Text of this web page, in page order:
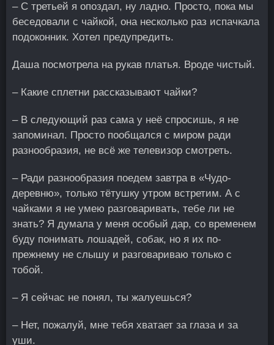
– С третьей я опоздал, ну ладно. Просто, пока мы
беседовали с чайкой, она несколько раз испачкала
подоконник. Хотел предупредить.
Даша посмотрела на рукав платья. Вроде чистый.
– Какие сплетни рассказывают чайки?
– В следующий раз сама у неё спросишь, я не
запоминал. Просто пообщался с миром ради
разнообразия, не всё же телевизор смотреть.
– Ради разнообразия поедем завтра в «Чудо-
деревню», только тётушку утром встретим. А с
чайками я не умею разговаривать, тебе ли не
знать? Я думала у меня особый дар, со временем
буду понимать лошадей, собак, но я их по-
прежнему не слышу и разговариваю только с
тобой.
– Я сейчас не понял, ты жалуешься?
– Нет, пожалуй, мне тебя хватает за глаза и за
уши.